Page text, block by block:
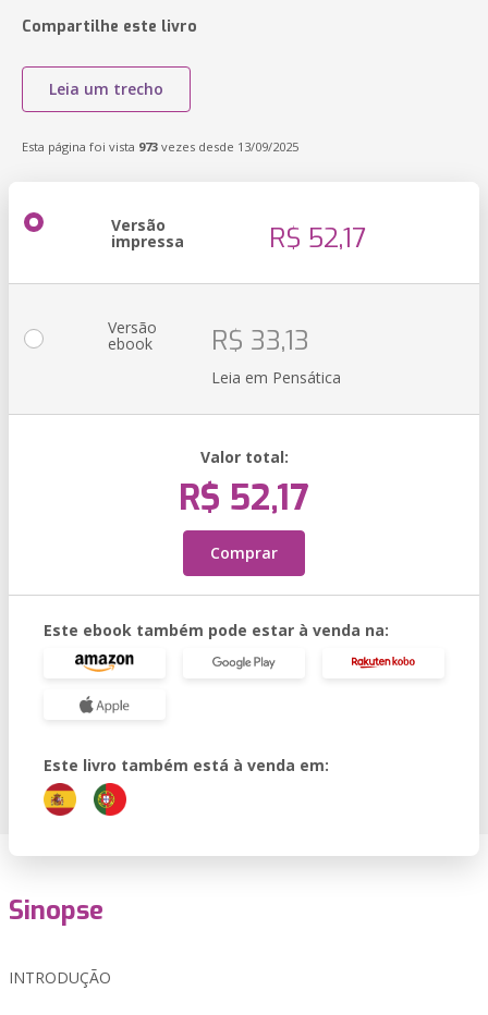
Compartilhe este livro
Leia um trecho
Esta página foi vista 973 vezes desde 13/09/2025
Versão
impressa R$ 52,17
Versão
ebook R$ 33,13
Leia em Pensática
Valor total:
R$ 52,17
Comprar
Este ebook também pode estar à venda na:
Este livro também está à venda em:
Sinopse
INTRODUÇÃO